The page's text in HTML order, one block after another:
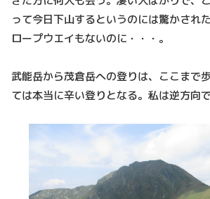
って今日下山するというのには驚かされ
ロープウエイもないのに・・・。
武能岳から茂倉岳への登りは、ここまで
ては本当に辛い登りとなる。私は逆方向